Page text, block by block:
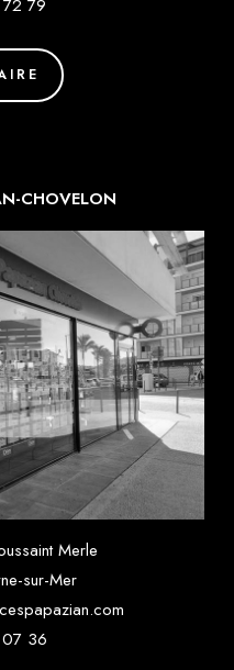
79
CHOVELON
Merle
sur-Mer
36